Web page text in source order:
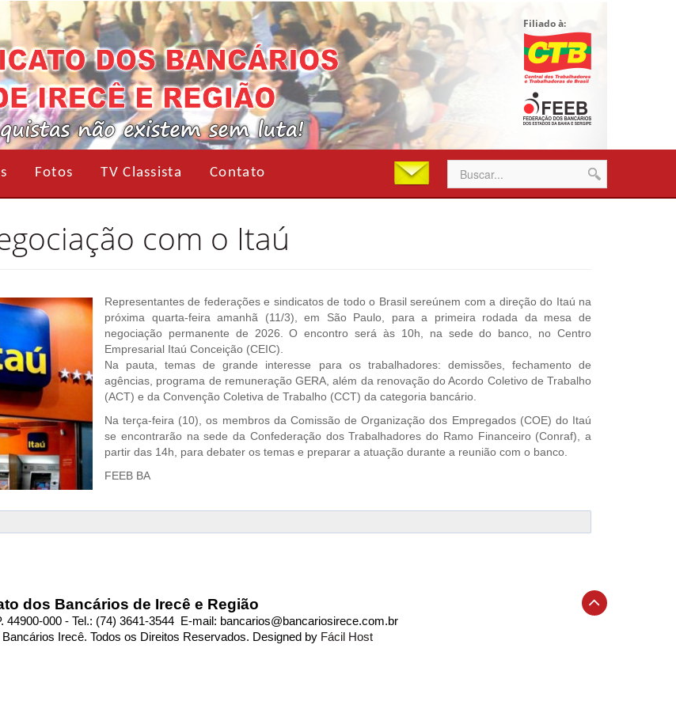
Filiado à:
Fotos TV Classista Contato
com o Itaú
Representantes de federações e sindicatos de todo o Brasil sereúnem com a direção do Itaú na
próxima quarta-feira amanhã (11/3), em São Paulo, para a primeira rodada da mesa de
negociação permanente de 2026. O encontro será às 10h, na sede do banco, no Centro
Empresarial Itaú Conceição (CEIC).
Na pauta, temas de grande interesse para os trabalhadores: demissões, fechamento de
agências, programa de remuneração GERA, além da renovação do Acordo Coletivo de Trabalho
(ACT) e da Convenção Coletiva de Trabalho (CCT) da categoria bancário.
Na terça-feira (10), os membros da Comissão de Organização dos Empregados (COE) do Itaú
se encontrarão na sede da Confederação dos Trabalhadores do Ramo Financeiro (Conraf), a
partir das 14h, para debater os temas e preparar a atuação durante a reunião com o banco.
FEEB BA
dos Bancários de Irecê e Região
44900-000 - Tel.: (74) 3641-3544 E-mail: bancarios@bancariosirece.com.br
Irecê. Todos os Direitos Reservados. Designed by Fácil Host